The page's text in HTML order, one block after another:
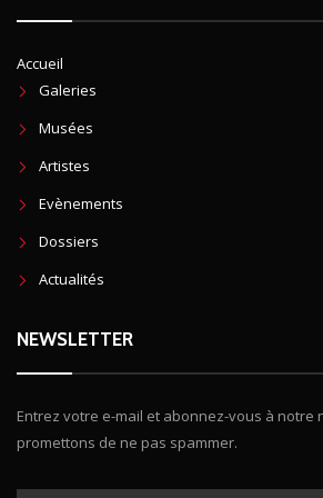
Accueil
Galeries
Musées
Artistes
Evènements
Dossiers
Actualités
NEWSLETTER
Entrez votre e-mail et abonnez-vous à notre
promettons de ne pas spammer.